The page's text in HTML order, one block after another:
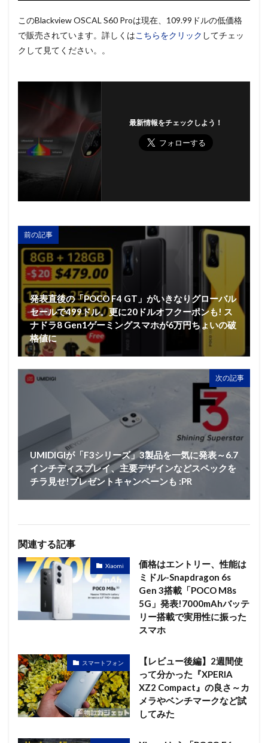
このBlackview OSCAL S60 Proは現在、109.99ドルの低価格
で販売されています。詳しくはこちらをクリック してチェッ
クして見てください。。
最新情報をチェックしよう！
前の記事
発表直後の「POCO F4 GT」がいきなりグローバル
セールで499ドル。更に20ドルオフクーポンも! ス
ナドラ8 Gen1ゲーミングスマホが6万円ちょいの破
格値に
次の記事
UMIDIGIが「F3シリーズ」3製品を一気に発表～6.7
インチディスプレイ、主要デザインなどスペックを
チラ見せ!プレゼントキャンペーンも :PR
関連する記事
Xiaomi
価格はエントリー、性能は
ミドル-Snapdragon 6s
Gen 3搭載「POCO M8s
5G」発表!7000mAhバッテ
リー搭載で実用性に振った
スマホ
スマートフォン
【レビュー後編】2週間使
って分かった『XPERIA
XZ2 Compact』の良さ～カ
メラやベンチマークなど試
してみた